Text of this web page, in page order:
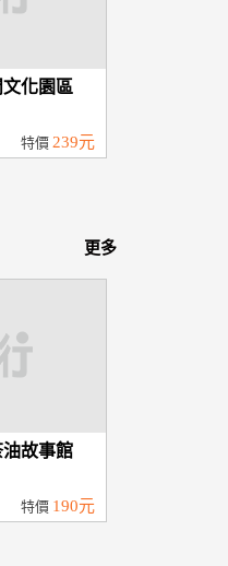
化園區
特價 239元
更多
故事館
特價 190元